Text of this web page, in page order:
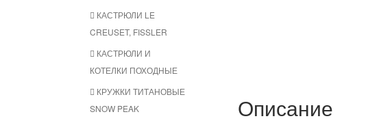
КАСТРЮЛИ LE
CREUSET, FISSLER
КАСТРЮЛИ И
КОТЕЛКИ ПОХОДНЫЕ
КРУЖКИ ТИТАНОВЫЕ
SNOW PEAK
Описание